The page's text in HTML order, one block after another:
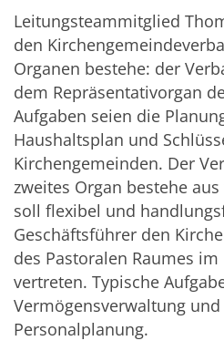
Leitungsteammitglied
den
Organen bestehe: der
dem Repräsentativorgan
Aufgaben seien die
Haushaltsplan und
Kirchengemeinden. Der
zweites Organ bestehe
soll flexibel und
Geschäftsführer den
des Pastoralen Raumes im
vertreten. Typische
Vermögensverwaltung
Personalplanung.